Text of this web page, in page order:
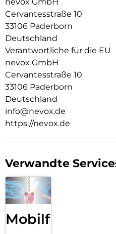
Minderwertige Kabel können
beeinträchtigen und sogar
Cervantesstraße 10
33106 Paderborn
Deutschland
Verantwortliche für die EU
nevox GmbH
Cervantesstraße 10
33106 Paderborn
Deutschland
info@nevox.de
https://nevox.de
Verwandte
Mobilfunk